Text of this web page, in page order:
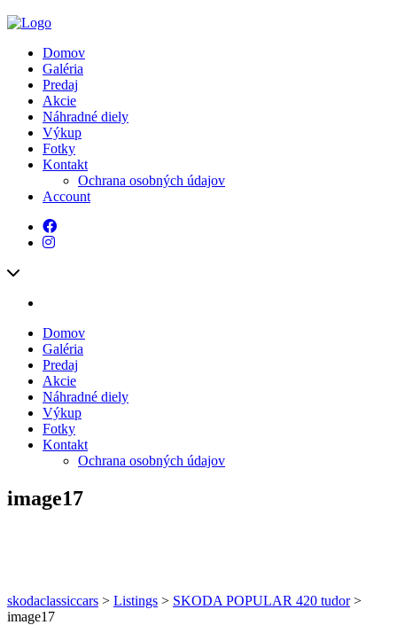
Domov
Galéria
Predaj
Akcie
Náhradné diely
Výkup
Fotky
Kontakt
Ochrana osobných údajov
Account
Domov
Galéria
Predaj
Akcie
Náhradné diely
Výkup
Fotky
Kontakt
Ochrana osobných údajov
image17
skodaclassiccars > Listings > SKODA POPULAR 420 tudor>
image17